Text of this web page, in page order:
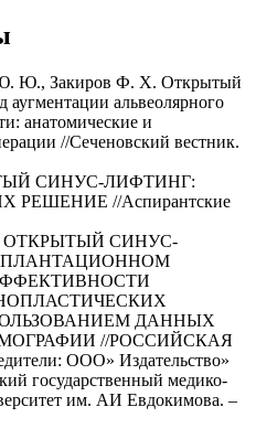
Ю., Закиров Ф. Х. Открытый
аугментации альвеолярного
анатомические и
//Сеченовский вестник.
СИНУС-ЛИФТИНГ:
//Аспирантские
ОТКРЫТЫЙ СИНУС-
ДАННЫХ
//РОССИЙСКАЯ
ООО» Издательство»
государственный медико-
им. АИ Евдокимова. –